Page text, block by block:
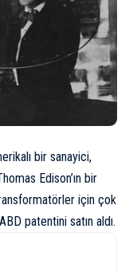
bir sanayici,
Edison’ın bir
için çok
patentini satın aldı.